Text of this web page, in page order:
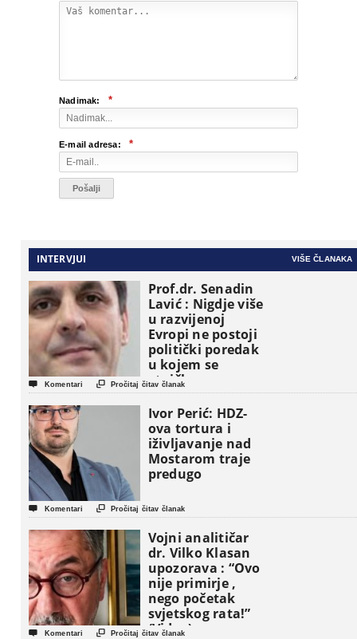
Nadimak: *
E-mail adresa: *
INTERVJUI VIŠE ČLANAKA
Prof.dr. Senadin
Lavić : Nigdje više
u razvijenoj
Evropi ne postoji
politički poredak
u kojem se
etničke grupe
pojavljuju kao
osnovne
političke jedinice
 Komentari  Pročitaj čitav članak
Ivor Perić: HDZ-
ova tortura i
iživljavanje nad
Mostarom traje
predugo
 Komentari  Pročitaj čitav članak
Vojni analitičar
dr. Vilko Klasan
upozorava : “Ovo
nije primirje ,
nego početak
svjetskog rata!”
(Video)
 Komentari  Pročitaj čitav članak